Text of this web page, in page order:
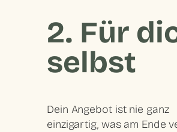
2. Für
selbst
Dein Angebot ist nie ganz
einzigartig, was am Ende